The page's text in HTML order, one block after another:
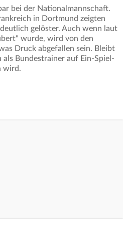
bei der Nationalmannschaft.
in Dortmund zeigten
gelöster. Auch wenn laut
wurde, wird von den
Druck abgefallen sein. Bleibt
als Bundestrainer auf Ein-Spiel-
wird.